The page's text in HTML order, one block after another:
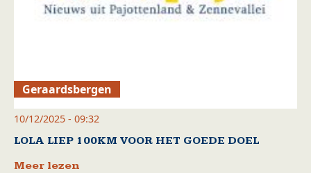
Geraardsbergen
10/12/2025 - 09:32
LOLA LIEP 100KM VOOR HET GOEDE DOEL
Meer lezen